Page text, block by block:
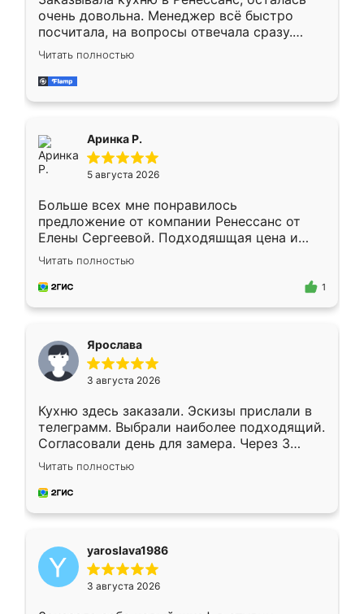
очень довольна. Менеджер всё быстро
посчитала, на вопросы отвечала сразу.
Замерщик приехал в субботу, подошёл к
делу со всей ответственностью. Собрали
за день, ребята работали аккуратно, даже
Читать полностью
Аринка Р.
5 августа 2026
Больше всех мне понравилось
предложение от компании Ренессанс от
Елены Сергеевой. Подходяшщая цена и
короткие сроки изготовления. Приехавший
для замера сотрудник Владислав
предложил по моему эскизу самый
Читать полностью
1
Ярослава
3 августа 2026
Кухню здесь заказали. Эскизы прислали в
телеграмм. Выбрали наиболее подходящий.
Согласовали день для замера. Через 3
недели кухня была уже готова. Остались
довольны работой. Спасибо Ренессанс
мебель за качественную работу!
Читать полностью
yaroslava1986
3 августа 2026